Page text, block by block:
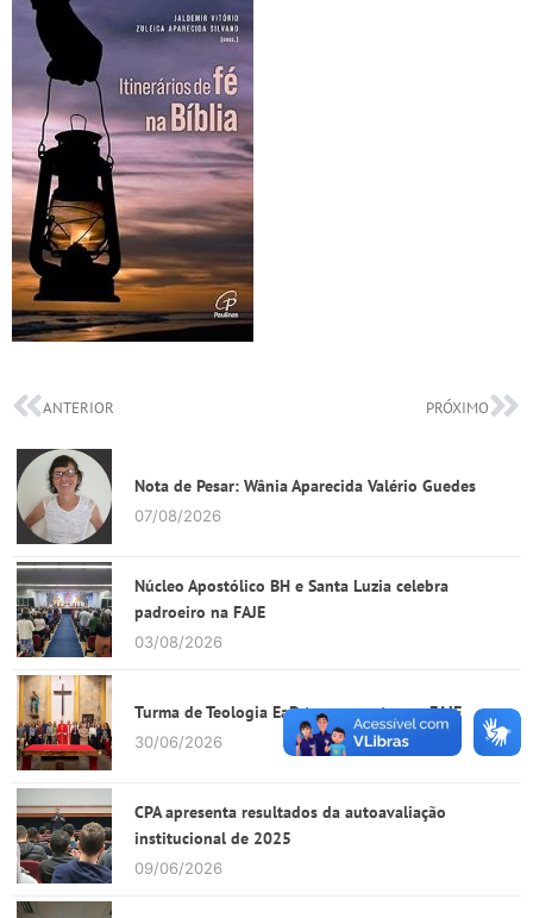
ANTERIOR PRÓXIMO
Nota de Pesar: Wânia Aparecida Valério Guedes
07/08/2026
Núcleo Apostólico BH e Santa Luzia celebra
padroeiro na FAJE
03/08/2026
Turma de Teologia EaD tem encontro na FAJE
30/06/2026
CPA apresenta resultados da autoavaliação
institucional de 2025
09/06/2026